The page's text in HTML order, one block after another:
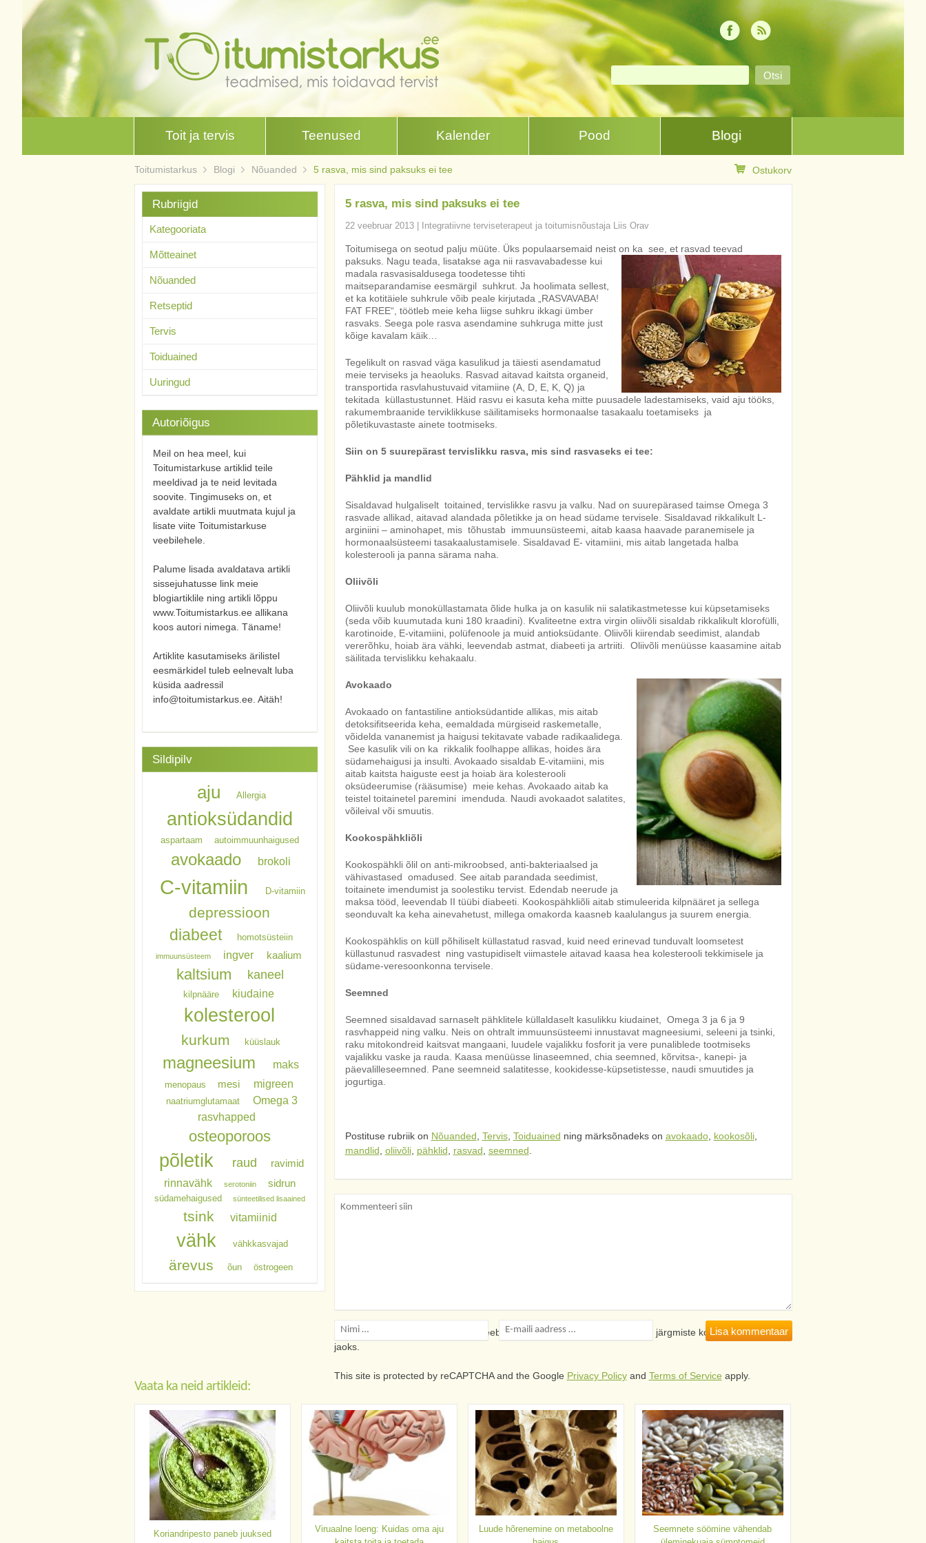
Toit ja tervis Teenused Kalender Pood Blogi
Toitumistarkus Blogi Nõuanded 5 rasva, mis sind paksuks ei tee Ostukorv
5 rasva, mis sind paksuks ei tee
22 veebruar 2013| Integratiivne terviseterapeut ja toitumisnõustaja Liis Orav
Toitumisega on seotud palju müüte. Üks populaarsemaid neist on ka see, et rasvad teevad
paksuks. Nagu teada, lisatakse aga nii rasvavabadesse kui
madala rasvasisaldusega toodetesse tihti
maitseparandamise eesmärgil suhkrut. Ja hoolimata sellest,
et ka kotitäiele suhkrule võib peale kirjutada „RASVAVABA!
FAT FREE“, töötleb meie keha liigse suhkru ikkagi ümber
rasvaks. Seega pole rasva asendamine suhkruga mitte just
kõige kavalam käik…
Tegelikult on rasvad väga kasulikud ja täiesti asendamatud
meie terviseks ja heaoluks. Rasvad aitavad kaitsta organeid,
transportida rasvlahustuvaid vitamiine (A, D, E, K, Q) ja
tekitada küllastustunnet. Häid rasvu ei kasuta keha mitte puusadele ladestamiseks, vaid aju tööks,
rakumembraanide terviklikkuse säilitamiseks hormonaalse tasakaalu toetamiseks ja
põletikuvastaste ainete tootmiseks.
Siin on 5 suurepärast tervislikku rasva, mis sind rasvaseks ei tee:
Pähklid ja mandlid
Sisaldavad hulgaliselt toitained, tervislikke rasvu ja valku. Nad on suurepärased taimse Omega 3
rasvade allikad, aitavad alandada põletikke ja on head südame tervisele. Sisaldavad rikkalikult L-
arginiini – aminohapet, mis tõhustab immuunsüsteemi, aitab kaasa haavade paranemisele ja
hormonaalsüsteemi tasakaalustamisele. Sisaldavad E- vitamiini, mis aitab langetada halba
kolesterooli ja panna särama naha.
Oliivõli
Oliivõli kuulub monoküllastamata õlide hulka ja on kasulik nii salatikastmetesse kui küpsetamiseks
(seda võib kuumutada kuni 180 kraadini). Kvaliteetne extra virgin oliivõli sisaldab rikkalikult klorofülli,
karotinoide, E-vitamiini, polüfenoole ja muid antioksüdante. Oliivõli kiirendab seedimist, alandab
vererõhku, hoiab ära vähki, leevendab astmat, diabeeti ja artriiti. Oliivõli menüüsse kaasamine aitab
säilitada tervislikku kehakaalu.
Avokaado
Avokaado on fantastiline antioksüdantide allikas, mis aitab
detoksifitseerida keha, eemaldada mürgiseid raskemetalle,
võidelda vananemist ja haigusi tekitavate vabade radikaalidega.
See kasulik vili on ka rikkalik foolhappe allikas, hoides ära
südamehaigusi ja insulti. Avokaado sisaldab E-vitamiini, mis
aitab kaitsta haiguste eest ja hoiab ära kolesterooli
oksüdeerumise (rääsumise) meie kehas. Avokaado aitab ka
teistel toitainetel paremini imenduda. Naudi avokaadot salatites,
võileival või smuutis.
Kookospähkliõli
Kookospähkli õlil on anti-mikroobsed, anti-bakteriaalsed ja
vähivastased omadused. See aitab parandada seedimist,
toitainete imendumist ja soolestiku tervist. Edendab neerude ja
maksa tööd, leevendab II tüübi diabeeti. Kookospähkliõli aitab stimuleerida kilpnääret ja sellega
seonduvalt ka keha ainevahetust, millega omakorda kaasneb kaalulangus ja suurem energia.
Kookospähklis on küll põhiliselt küllastatud rasvad, kuid need erinevad tunduvalt loomsetest
küllastunud rasvadest ning vastupidiselt viimastele aitavad kaasa hea kolesterooli tekkimisele ja
südame-veresoonkonna tervisele.
Seemned
Seemned sisaldavad sarnaselt pähklitele küllaldaselt kasulikku kiudainet, Omega 3 ja 6 ja 9
rasvhappeid ning valku. Neis on ohtralt immuunsüsteemi innustavat magneesiumi, seleeni ja tsinki,
raku mitokondreid kaitsvat mangaani, luudele vajalikku fosforit ja vere punaliblede tootmiseks
vajalikku vaske ja rauda. Kaasa menüüsse linaseemned, chia seemned, kõrvitsa-, kanepi- ja
päevalilleseemned. Pane seemneid salatitesse, kookidesse-küpsetistesse, naudi smuutides ja
jogurtiga.
Postituse rubriik on Nõuanded Tervis, Toiduained ning märksõnadeks on avokaado, kookosõli,
mandlid oliivõli, pähklid rasvad seemned
Salvesta minu nimi, e-posti- ja veebiaadress sellesse veebilehitsejasse järgmiste kommentaaride
jaoks.
This site is protected by reCAPTCHA and the Google Privacy Policyand Terms of Service apply.
Rubriigid
Kategooriata
Mõtteainet
Nõuanded
Retseptid
Tervis
Toiduained
Uuringud
Autoriõigus
Meil on hea meel, kui
Toitumistarkuse artiklid teile
meeldivad ja te neid levitada
soovite. Tingimuseks on, et
avaldate artikli muutmata kujul ja
lisate viite Toitumistarkuse
veebilehele.
Palume lisada avaldatava artikli
sissejuhatusse link meie
blogiartiklile ning artikli lõppu
www.Toitumistarkus.ee allikana
koos autori nimega. Täname!
Artiklite kasutamiseks ärilistel
eesmärkidel tuleb eelnevalt luba
küsida aadressil
info@toitumistarkus.ee. Aitäh!
Sildipilv
aju Allergia
antioksüdandid
aspartaam autoimmuunhaigused
avokaado brokoli
C-vitamiin D-vitamiin
depressioon
diabeet homotsüsteiin
immuunsüsteem ingver kaalium
kaltsium kaneel
kilpnääre kiudaine
kolesterool
kurkum küüslauk
magneesium maks
menopaus mesi migreen
naatriumglutamaat
Omega 3
rasvhapped
osteoporoos
põletik raud ravimid
rinnavähk serotoniin sidrun
südamehaigused sünteetilised lisaained
tsink vitamiinid
vähk vähkkasvajad
ärevus õun östrogeen
Vaata ka neid artikleid:
Koriandripesto paneb juuksed
Viruaalne loeng: Kuidas oma aju
Luude hõrenemine on metaboolne
Seemnete söömine vähendab